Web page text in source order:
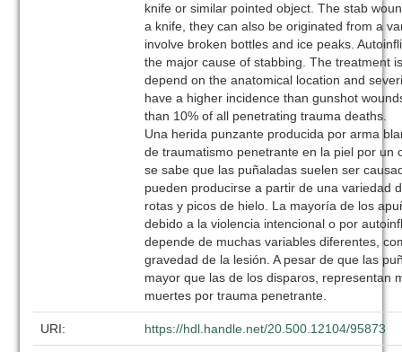
knife or similar pointed object. The stab
a knife, they can also be originated from a
involve broken bottles and ice peaks.
the major cause of stabbing. The treatment
depend on the anatomical location and
have a higher incidence than gunshot
than 10% of all penetrating trauma deaths.
Una herida punzante producida por arma
de traumatismo penetrante en la piel por un
se sabe que las puñaladas suelen ser
pueden producirse a partir de una variedad
rotas y picos de hielo. La mayoría de los
debido a la violencia intencional o por
depende de muchas variables diferentes,
gravedad de la lesión. A pesar de que las
mayor que las de los disparos, representan
muertes por trauma penetrante.
URI: https://hdl.handle.net/20.500.12104/95873